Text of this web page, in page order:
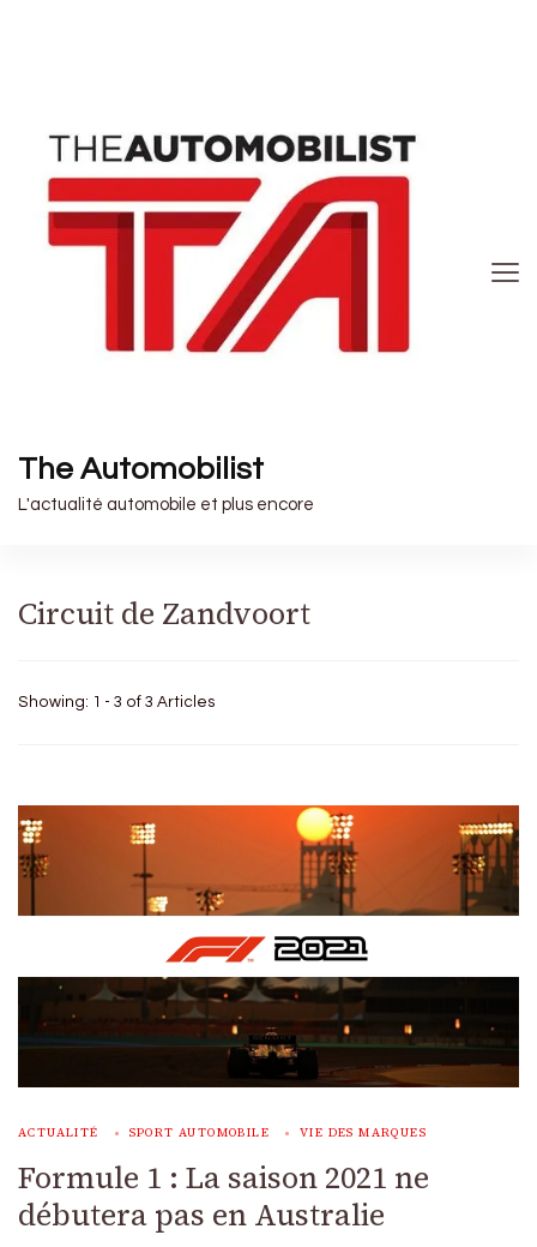
The Automobilist
L'actualité automobile et plus encore
Circuit de Zandvoort
Showing: 1 - 3 of 3 Articles
ACTUALITÉ SPORT AUTOMOBILE VIE DES MARQUES
Formule 1 : La saison 2021 ne
débutera pas en Australie